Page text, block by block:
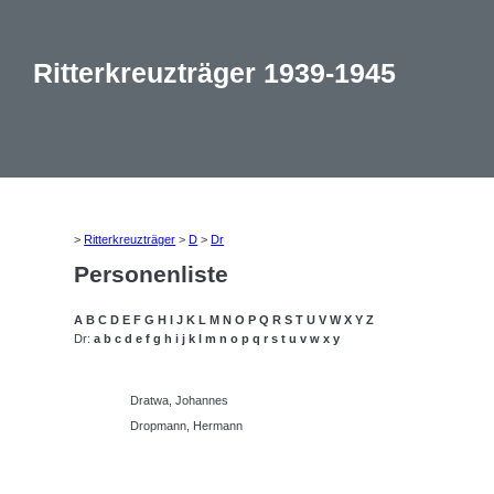
Ritterkreuzträger 1939-1945
>Ritterkreuzträger >D >Dr
Personenliste
A B C D E F G H I J K L M N O P Q R S T U V W X Y Z
Dr:a b c d e f g h i j k l m n o p q r s t u v w x y
Dratwa, Johannes
Dropmann, Hermann